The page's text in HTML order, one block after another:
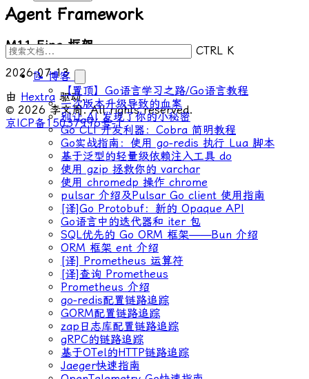
CTRL K
📝 博客
【置顶】Go语言学习之路/Go语言教程
一次版本升级导致的血案
别让 AI 发现了你的小秘密
Go CLI 开发利器：Cobra 简明教程
Go实战指南：使用 go-redis 执行 Lua 脚本
基于泛型的轻量级依赖注入工具 do
使用 gzip 拯救你的 varchar
使用 chromedp 操作 chrome
pulsar 介绍及Pulsar Go client 使用指南
[译]Go Protobuf：新的 Opaque API
Go语言中的迭代器和 iter 包
SQL优先的 Go ORM 框架——Bun 介绍
ORM 框架 ent 介绍
[译] Prometheus 运算符
[译]查询 Prometheus
Prometheus 介绍
go-redis配置链路追踪
GORM配置链路追踪
zap日志库配置链路追踪
gRPC的链路追踪
基于OTel的HTTP链路追踪
Jaeger快速指南
Agent Framework
M11 Eino 框架
2026-07-13
由 Hextra 驱动.
© 2026 李文周. All rights reserved.
京ICP备15037996号-1